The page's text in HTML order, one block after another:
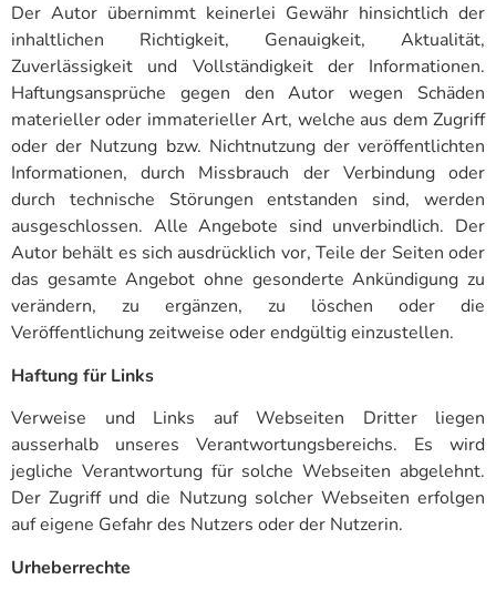
Der Autor übernimmt keinerlei Gewähr hinsichtlich der
inhaltlichen Richtigkeit, Genauigkeit, Aktualität,
Zuverlässigkeit und Vollständigkeit der Informationen.
Haftungsansprüche gegen den Autor wegen Schäden
materieller oder immaterieller Art, welche aus dem Zugriff
oder der Nutzung bzw. Nichtnutzung der veröffentlichten
Informationen, durch Missbrauch der Verbindung oder
durch technische Störungen entstanden sind, werden
ausgeschlossen. Alle Angebote sind unverbindlich. Der
Autor behält es sich ausdrücklich vor, Teile der Seiten oder
das gesamte Angebot ohne gesonderte Ankündigung zu
verändern, zu ergänzen, zu löschen oder die
Veröffentlichung zeitweise oder endgültig einzustellen.
Haftung für Links
Verweise und Links auf Webseiten Dritter liegen
ausserhalb unseres Verantwortungsbereichs. Es wird
jegliche Verantwortung für solche Webseiten abgelehnt.
Der Zugriff und die Nutzung solcher Webseiten erfolgen
auf eigene Gefahr des Nutzers oder der Nutzerin.
Urheberrechte